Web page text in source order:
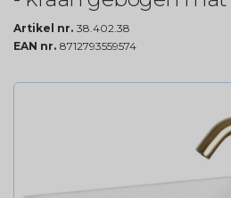
Artikel nr. 38.402.38
EAN nr. 8712793559574